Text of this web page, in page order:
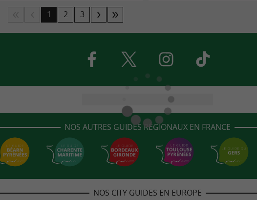
1 2 3
NOS AUTRES GUIDES RÉGIONAUX EN FRANCE
NOS CITY GUIDES EN EUROPE